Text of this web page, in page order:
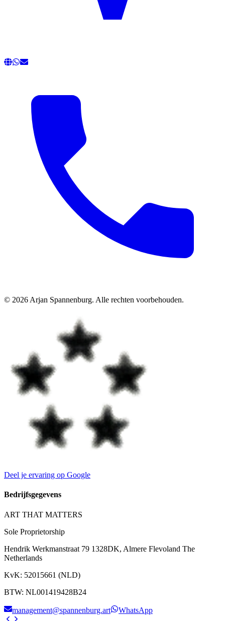
© 2026 Arjan Spannenburg. Alle rechten voorbehouden.
Deel je ervaring op Google
Bedrijfsgegevens
ART THAT MATTERS
Sole Proprietorship
Hendrik Werkmanstraat 79 1328DK, Almere Flevoland The
Netherlands
KvK: 52015661 (NLD)
BTW: NL001419428B24
management@spannenburg.art WhatsApp